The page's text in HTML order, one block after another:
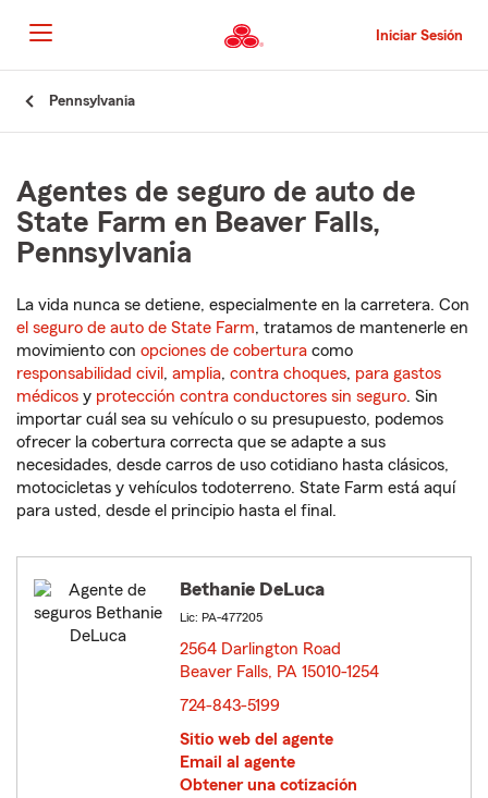
al
contenido
principal
Iniciar Sesión
Pennsylvania
Agentes de seguro de auto de
State Farm en Beaver Falls,
Pennsylvania
La vida nunca se detiene, especialmente en la carretera. Con
el seguro de auto de State Farm, tratamos de mantenerle en
movimiento con opciones de cobertura como
responsabilidad civil , amplia, contra choques, para gastos
médicos y protección contra conductores sin seguro. Sin
importar cuál sea su vehículo o su presupuesto, podemos
ofrecer la cobertura correcta que se adapte a sus
necesidades, desde carros de uso cotidiano hasta clásicos,
motocicletas y vehículos todoterreno. State Farm está aquí
para usted, desde el principio hasta el final.
Bethanie DeLuca
Lic: PA-477205
2564 Darlington Road
Beaver Falls, PA 15010-1254
724-843-5199
Sitio web del agente
Email al agente
Obtener una cotización